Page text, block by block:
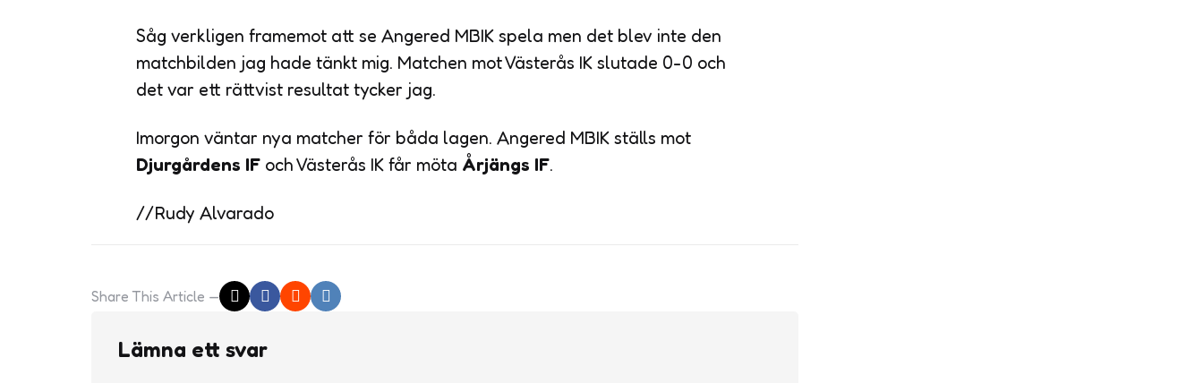
Såg verkligen framemot att se Angered MBIK spela men det blev inte den
matchbilden jag hade tänkt mig. Matchen mot Västerås IK slutade 0-0 och
det var ett rättvist resultat tycker jag.
Imorgon väntar nya matcher för båda lagen. Angered MBIK ställs mot
Djurgårdens IF och Västerås IK får möta Årjängs IF.
//Rudy Alvarado
Share This Article
Lämna ett svar